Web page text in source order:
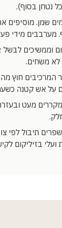
נטחן בסוף).
שמן. מוסיפים
מערבבים מידי
משחים.
המרכיבים חוץ
על אש קטנה
מעט
תיבול לפי
ועלי בזיליקום